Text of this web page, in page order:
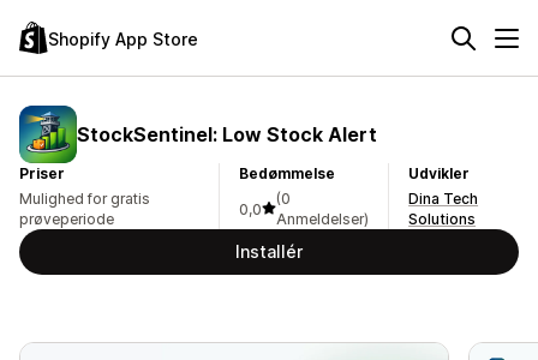
Shopify App Store
StockSentinel: Low Stock Alert
Priser
Mulighed for gratis
prøveperiode
Bedømmelse
0,0
(0
Anmeldelser)
Udvikler
Dina Tech
Solutions
Installér